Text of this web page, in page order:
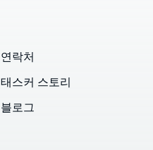
연락처
태스커 스토리
블로그